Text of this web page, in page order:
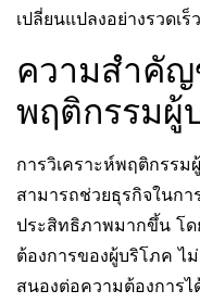
เปลี่ยนแปลงอย่างรวดเร็ว
ความสำคัญ
พฤติกรรมผู้
การวิเคราะห์พฤติกรร
สามารถช่วยธุรกิจในก
ประสิทธิภาพมากขึ้น โด
ต้องการของผู้บริโภค ไ
สนองต่อความต้องการ